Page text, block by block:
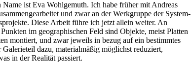
Name ist Eva Wohlgemuth. Ich habe früher mit Andreas
und zwar an der Werkgruppe der System-
Diese Arbeit führe ich jetzt allein weiter. An
im geographischen Feld sind Objekte, meist Platten
montiert, und zwar jeweils in bezug auf ein bestimmtes
Galerieteil dazu, materialmäßig möglichst reduziert,
in der Realität passiert.